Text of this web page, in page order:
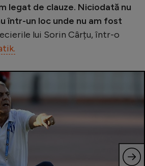
legat de clauze. Niciodată nu
într-un loc unde nu am fost
lui Sorin Cârțu, într-o